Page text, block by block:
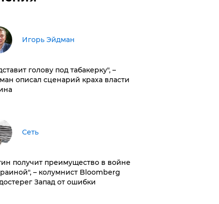
Игорь Эйдман
голову под табакерку", –
описал сценарий краха власти
Сеть
получит преимущество в войне
– колумнист Bloomberg
Запад от ошибки